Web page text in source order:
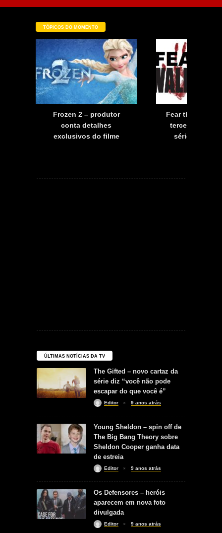
TÓPICOS DO MOMENTO
Frozen 2 – produtor
conta detalhes
exclusivos do filme
Fear the
terceira
série já tem
ÚLTIMAS NOTÍCIAS DA TV
The Gifted – novo cartaz da
série diz “você não pode
escapar do que você é”
Editor 9 anos atrás
Young Sheldon – spin off de
The Big Bang Theory sobre
Sheldon Cooper ganha data
de estreia
Editor 9 anos atrás
Os Defensores – heróis
aparecem em nova foto
divulgada
Editor 9 anos atrás